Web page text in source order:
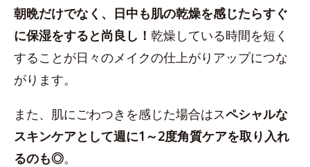
朝晩だけでなく、日中も肌の乾燥を感じたらすぐ
に保湿をすると尚良し！ 乾燥している時間を短く
することが日々のメイクの仕上がりアップにつな
がります。
また、肌にごわつきを感じた場合はスペシャルな
スキンケアとして週に1～2度角質ケアを取り入れ
るのも◎。